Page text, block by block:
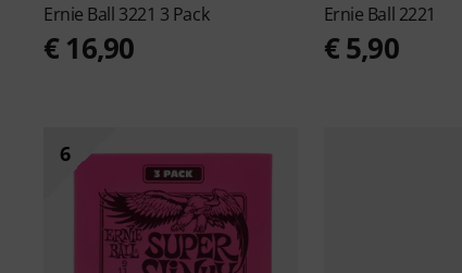
Ernie Ball 3221 3 Pack
€ 16,90
Ernie Ball 2221
€ 5,90
6